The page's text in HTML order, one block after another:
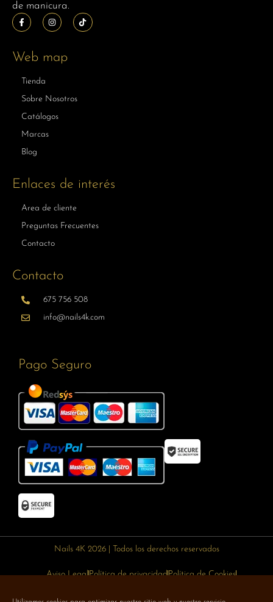
de manicura.
Web map
Tienda
Sobre Nosotros
Catálogos
Marcas
Blog
Enlaces de interés
Area de cliente
Preguntas Frecuentes
Contacto
Contacto
675 756 508
info@nails4k.com
Pago Seguro
Nails 4K 2026 | Todos los derechos reservados
Aviso LegalPolítica de privacidadPolítica de Cookies